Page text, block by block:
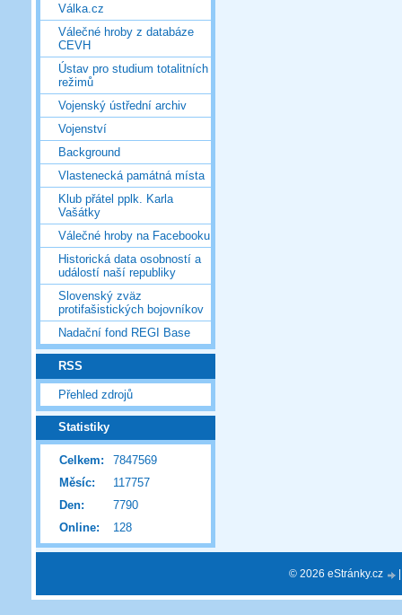
Válka.cz
Válečné hroby z databáze
CEVH
Ústav pro studium totalitních
režimů
Vojenský ústřední archiv
Vojenství
Background
Vlastenecká památná místa
Klub přátel pplk. Karla
Vašátky
Válečné hroby na Facebooku
Historická data osobností a
událostí naší republiky
Slovenský zväz
protifašistických bojovníkov
Nadační fond REGI Base
RSS
Přehled zdrojů
Statistiky
Online: 128
Celkem:
7847569
Měsíc:
117757
Den:
7790
© 2026 eStránky.cz